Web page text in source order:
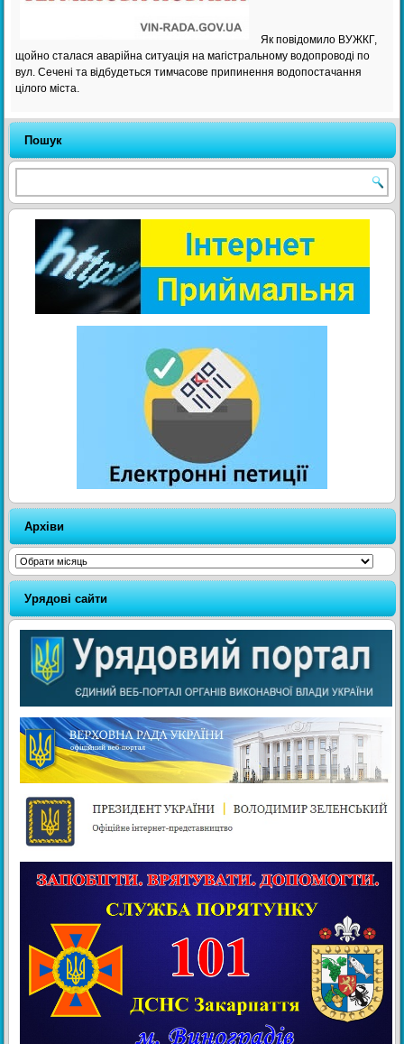
Як повідомило ВУЖКГ,
щойно сталася аварійна ситуація на магістральному водопроводі по
вул. Сечені та відбудеться тимчасове припинення водопостачання
цілого міста.
Пошук
Архіви
Архіви
Урядові сайти